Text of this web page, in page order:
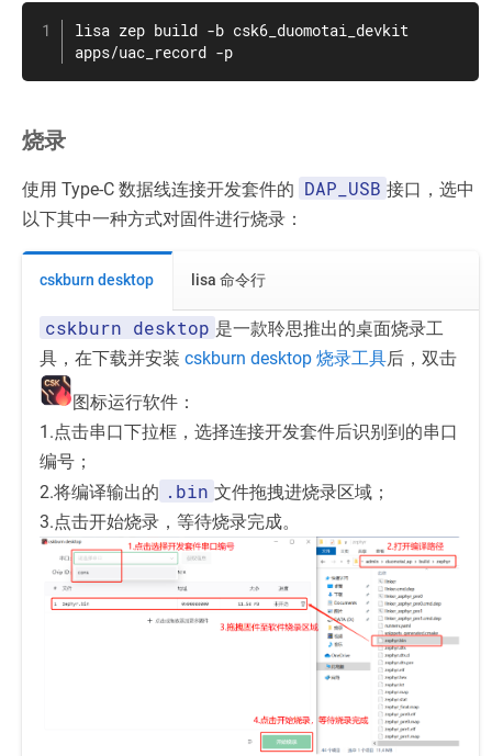
lisa zep build -b csk6_duomotai_devkit
apps/uac_record -p
烧录
使用 Type-C 数据线连接开发套件的 DAP_USB 接口，选中
以下其中一种方式对固件进行烧录：
cskburn desktop lisa 命令行
cskburn desktop 是一款聆思推出的桌面烧录工
具，在下载并安装 cskburn desktop 烧录工具后，双击
图标运行软件：
1.点击串口下拉框，选择连接开发套件后识别到的串口
编号；
2.将编译输出的 .bin 文件拖拽进烧录区域；
3.点击开始烧录，等待烧录完成。